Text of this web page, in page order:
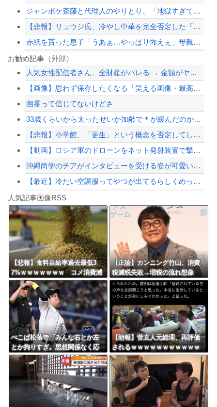
ジャンポケ斎藤と代理人のやりとり、「地獄すぎて完全にコントになってる……」と衝撃...
【悲報】リュウジ氏、冷やし中華を完全否定した『理由』、ガチでヤバイ・・・・・・
赤紙を貰った息子「うあぁ…やっぱり怖えぇ」母親「あんたぁ…」←こういう時代があっ...
ショートスリーパー堀大輔、高須幹弥にブチギレ
韓国サッカーのイメージが墜落
秋田県職員さん、会見をバスローブ＆喫煙スタイルで対応してしまい大炎上ｗ
【配信者】「金バエ」のSNS更新が1週間途絶え、様々な憶測が飛び交う。1週間ぶり...
【緊急速報】NYで警官が黒人男性の首を絞め、暴動第二波不可避へ
Powered by livedoor 相互RSS
お勧め記事（外部）
人気女性配信者さん、全財産がバレる → 金額がヤバすぎるｗｗｗｗｗｗ
【画像】思わず保存したくなる「笑える画像・最高な画像」貼っていけｗｗｗｗｗ
幽霊って信じてないけどさ
33歳くらいから太ったせいか加齢で＊が緩んだのかチョビッと漏れるようになった
【悲報】小学館、「更生」という概念を否定してしまう
【動画】ロシア軍のドローンをネット発射装置で撃墜するウクライナ。
沖縄尚学のチアがインタビューを受ける姿が可愛いと話題に（※動画あり）
【最近】冷たい空調服ってやつが出てるらしくめっちゃ欲しい
8/4のニュース
更新中止のお知らせ
海外「おめでとうタキ！」リヴァプール南野がバースデーゴール！！
Powered by livedoor 相互RSS
人気記事画像RSS
【悲報】食料自給率過去最低3
7%ｗｗｗｗｗｗｗ コメ消費減
響く・・・
【正論】カンニング竹山、消費
税減税失敗→増税の流れ想像
「次誰が総理やりたいと思いま
す？」
ぺこぱ松蔭寺「みんな右とか左
とか拘りすぎ。思想関係なく応
援しようよ」
【朗報】菅直人元総理、再評価
されるｗｗｗｗｗｗｗｗｗｗｗ
ｗｗｗｗｗｗｗ